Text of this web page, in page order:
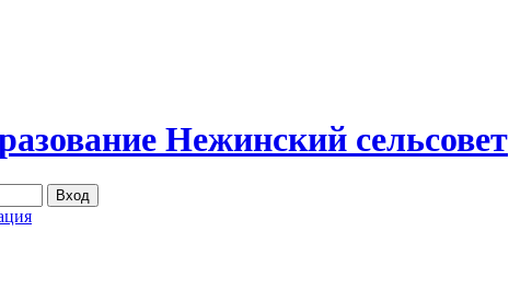
Нежинский сельсовет